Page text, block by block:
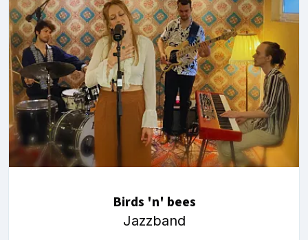
Birds 'n' bees
Jazzband